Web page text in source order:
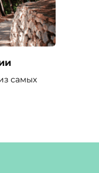
самых